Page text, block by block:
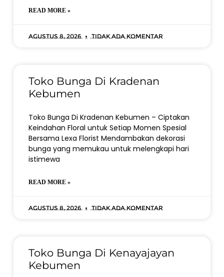
READ MORE »
Agustus 8, 2026 Tidak ada komentar
Toko Bunga Di Kradenan
Kebumen
Toko Bunga Di Kradenan Kebumen – Ciptakan
Keindahan Floral untuk Setiap Momen Spesial
Bersama Lexa Florist Mendambakan dekorasi
bunga yang memukau untuk melengkapi hari
istimewa
READ MORE »
Agustus 8, 2026 Tidak ada komentar
Toko Bunga Di Kenayajayan
Kebumen